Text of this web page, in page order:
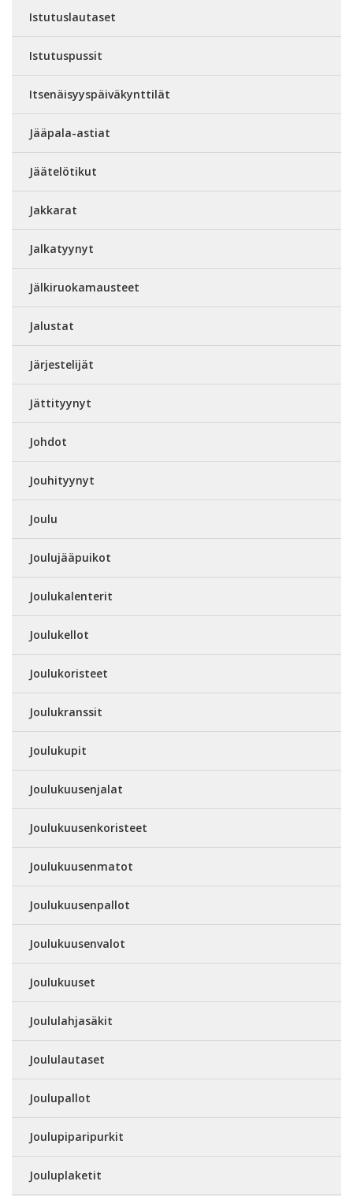
Istutuslautaset
Istutuspussit
Itsenäisyyspäiväkynttilät
Jääpala-astiat
Jäätelötikut
Jakkarat
Jalkatyynyt
Jälkiruokamausteet
Jalustat
Järjestelijät
Jättityynyt
Johdot
Jouhityynyt
Joulu
Joulujääpuikot
Joulukalenterit
Joulukellot
Joulukoristeet
Joulukranssit
Joulukupit
Joulukuusenjalat
Joulukuusenkoristeet
Joulukuusenmatot
Joulukuusenpallot
Joulukuusenvalot
Joulukuuset
Joululahjasäkit
Joululautaset
Joulupallot
Joulupiparipurkit
Jouluplaketit